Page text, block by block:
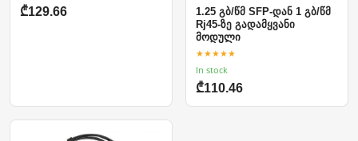
₾129.66
1.25 გბ/წმ SFP-დან 1 გბ/წმ
Rj45-ზე გადამყვანი
მოდული
★★★★★
In stock
₾110.46